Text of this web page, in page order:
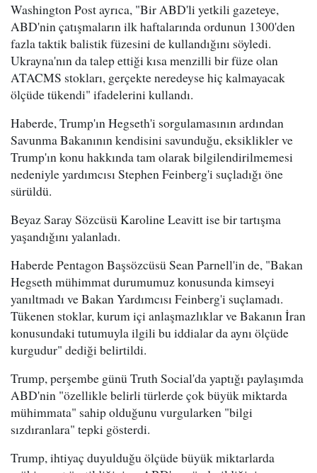
Washington Post ayrıca, "Bir ABD'li yetkili gazeteye,
ABD'nin çatışmaların ilk haftalarında ordunun 1300'den
fazla taktik balistik füzesini de kullandığını söyledi.
Ukrayna'nın da talep ettiği kısa menzilli bir füze olan
ATACMS stokları, gerçekte neredeyse hiç kalmayacak
ölçüde tükendi" ifadelerini kullandı.
Haberde, Trump'ın Hegseth'i sorgulamasının ardından
Savunma Bakanının kendisini savunduğu, eksiklikler ve
Trump'ın konu hakkında tam olarak bilgilendirilmemesi
nedeniyle yardımcısı Stephen Feinberg'i suçladığı öne
sürüldü.
Beyaz Saray Sözcüsü Karoline Leavitt ise bir tartışma
yaşandığını yalanladı.
Haberde Pentagon Başsözcüsü Sean Parnell'in de, "Bakan
Hegseth mühimmat durumumuz konusunda kimseyi
yanıltmadı ve Bakan Yardımcısı Feinberg'i suçlamadı.
Tükenen stoklar, kurum içi anlaşmazlıklar ve Bakanın İran
konusundaki tutumuyla ilgili bu iddialar da aynı ölçüde
kurgudur" dediği belirtildi.
Trump, perşembe günü Truth Social'da yaptığı paylaşımda
ABD'nin "özellikle belirli türlerde çok büyük miktarda
mühimmata" sahip olduğunu vurgularken "bilgi
sızdıranlara" tepki gösterdi.
Trump, ihtiyaç duyulduğu ölçüde büyük miktarlarda